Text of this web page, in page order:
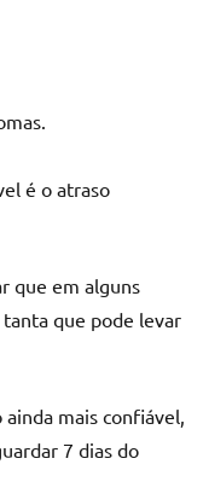
é o atraso
que em alguns
tanta que pode levar
mais confiável,
7 dias do